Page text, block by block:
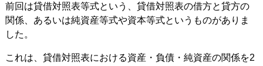
前回は貸借対照表等式という、貸借対照表の借方と貸方の
関係、あるいは純資産等式や資本等式というものがありま
した。
これは、貸借対照表における資産・負債・純資産の関係を2